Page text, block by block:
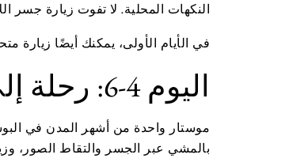
النكهات المحلية. لا تفوت زيارة جسر
في الأيام الأولى، يمكنك أيضًا زيارة
اليوم 4-6: رحلة إلى موستار وجسرها التاريخي
موستار واحدة من أشهر المدن في
بالمشي عبر الجسر والتقاط الصور،